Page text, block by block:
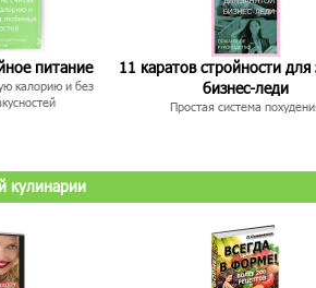
питание
калорию и без
11 каратов стройности для
бизнес-леди
Простая система
кулинарии